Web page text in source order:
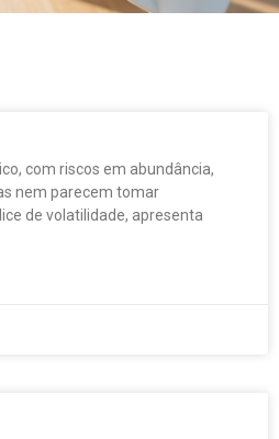
com riscos em abundância,
nem parecem tomar
de volatilidade, apresenta